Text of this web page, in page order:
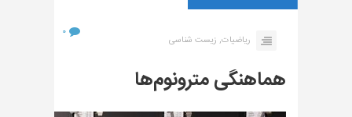
ریاضیات, زیست شناسی
۰
هماهنگی مترونوم‌ها